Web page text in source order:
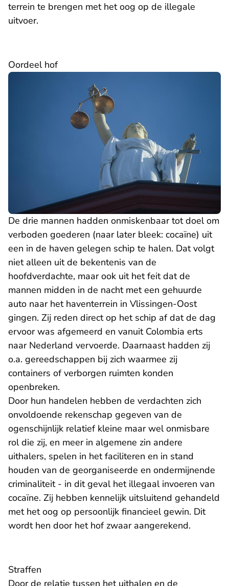
terrein te brengen met het oog op de illegale
uitvoer.
Oordeel hof
De drie mannen hadden onmiskenbaar tot doel om
verboden goederen (naar later bleek: cocaïne) uit
een in de haven gelegen schip te halen. Dat volgt
niet alleen uit de bekentenis van de
hoofdverdachte, maar ook uit het feit dat de
mannen midden in de nacht met een gehuurde
auto naar het haventerrein in Vlissingen-Oost
gingen. Zij reden direct op het schip af dat de dag
ervoor was afgemeerd en vanuit Colombia erts
naar Nederland vervoerde. Daarnaast hadden zij
o.a. gereedschappen bij zich waarmee zij
containers of verborgen ruimten konden
openbreken.
Door hun handelen hebben de verdachten zich
onvoldoende rekenschap gegeven van de
ogenschijnlijk relatief kleine maar wel onmisbare
rol die zij, en meer in algemene zin andere
uithalers, spelen in het faciliteren en in stand
houden van de georganiseerde en ondermijnende
criminaliteit - in dit geval het illegaal invoeren van
cocaïne. Zij hebben kennelijk uitsluitend gehandeld
met het oog op persoonlijk financieel gewin. Dit
wordt hen door het hof zwaar aangerekend.
Straffen
Door de relatie tussen het uithalen en de